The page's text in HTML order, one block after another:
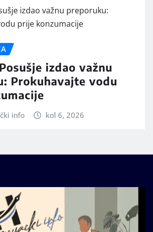
izdao važnu
Prokuhavajte vodu
info kol 6, 2026